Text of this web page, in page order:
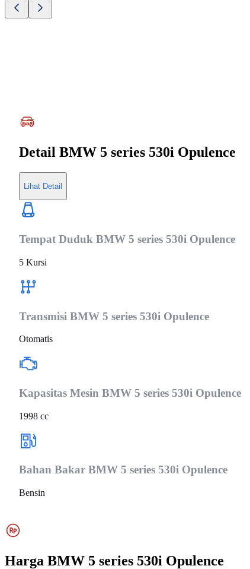
Detail BMW 5 series 530i Opulence
Lihat Detail
Tempat Duduk BMW 5 series 530i Opulence
5 Kursi
Transmisi BMW 5 series 530i Opulence
Otomatis
Kapasitas Mesin BMW 5 series 530i Opulence
1998 cc
Bahan Bakar BMW 5 series 530i Opulence
Bensin
Harga BMW 5 series 530i Opulence